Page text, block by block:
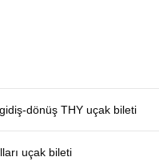
dönüş THY uçak bileti
uçak bileti